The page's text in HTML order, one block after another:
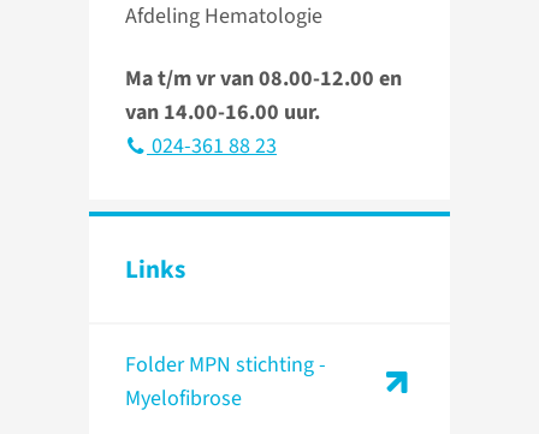
Afdeling Hematologie
Ma t/m vr van 08.00-12.00 en
van 14.00-16.00 uur.
024-361 88 23
Links
Folder MPN stichting -
Myelofibrose